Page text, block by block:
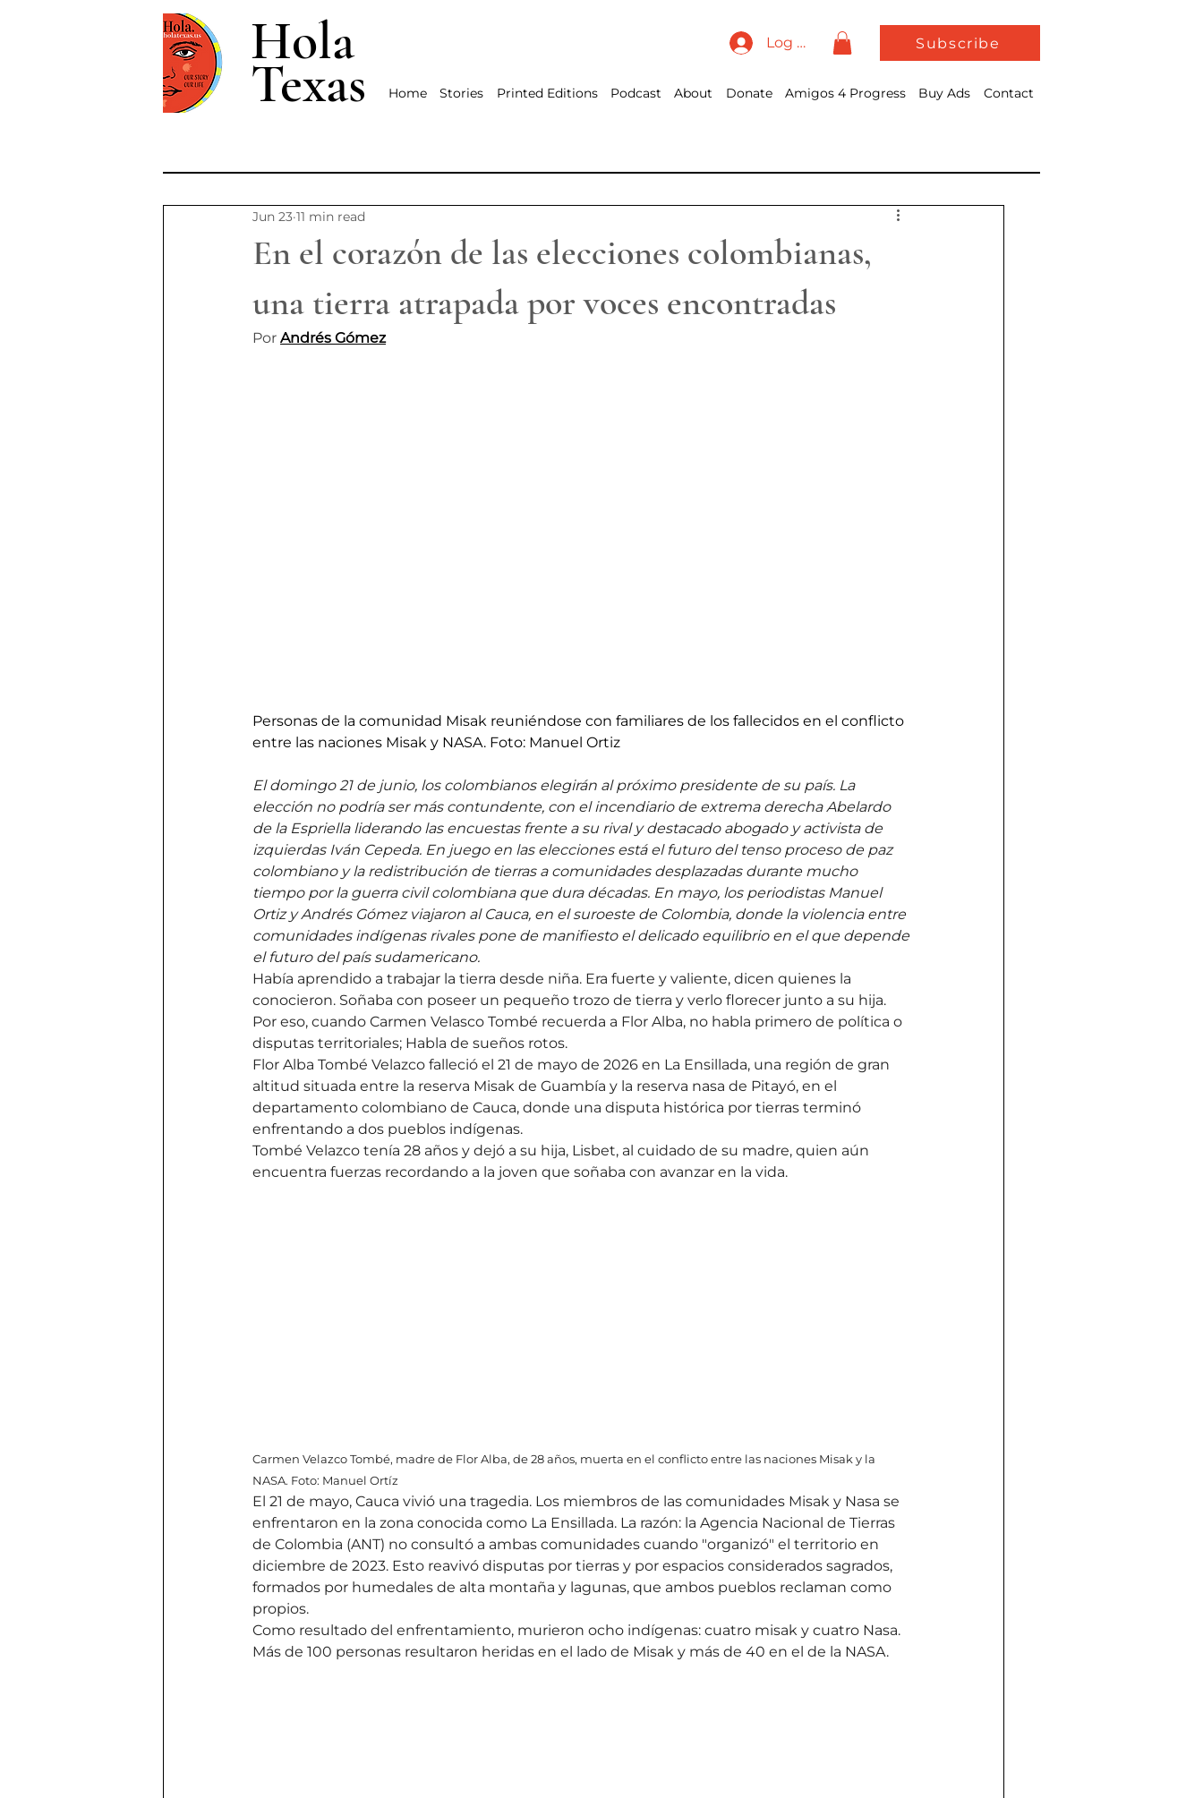
Hola
Texas
Log In Subscribe
Home Stories Printed Editions Podcast About Donate Amigos 4 Progress Buy Ads Contact
En el corazón de las elecciones colombianas,
una tierra atrapada por voces encontradas
Jun 23 11 min read
Por Andrés Gómez
Personas de la comunidad Misak reuniéndose con familiares de los fallecidos en el conflicto
entre las naciones Misak y NASA. Foto: Manuel Ortiz
El domingo 21 de junio, los colombianos elegirán al próximo presidente de su país. La
elección no podría ser más contundente, con el incendiario de extrema derecha Abelardo
de la Espriella liderando las encuestas frente a su rival y destacado abogado y activista de
izquierdas Iván Cepeda. En juego en las elecciones está el futuro del tenso proceso de paz
colombiano y la redistribución de tierras a comunidades desplazadas durante mucho
tiempo por la guerra civil colombiana que dura décadas. En mayo, los periodistas Manuel
Ortiz y Andrés Gómez viajaron al Cauca, en el suroeste de Colombia, donde la violencia entre
comunidades indígenas rivales pone de manifiesto el delicado equilibrio en el que depende
el futuro del país sudamericano.
Había aprendido a trabajar la tierra desde niña. Era fuerte y valiente, dicen quienes la
conocieron. Soñaba con poseer un pequeño trozo de tierra y verlo florecer junto a su hija.
Por eso, cuando Carmen Velasco Tombé recuerda a Flor Alba, no habla primero de política o
disputas territoriales; Habla de sueños rotos.
Flor Alba Tombé Velazco falleció el 21 de mayo de 2026 en La Ensillada, una región de gran
altitud situada entre la reserva Misak de Guambía y la reserva nasa de Pitayó, en el
departamento colombiano de Cauca, donde una disputa histórica por tierras terminó
enfrentando a dos pueblos indígenas.
Tombé Velazco tenía 28 años y dejó a su hija, Lisbet, al cuidado de su madre, quien aún
encuentra fuerzas recordando a la joven que soñaba con avanzar en la vida.
Carmen Velazco Tombé, madre de Flor Alba, de 28 años, muerta en el conflicto entre las naciones Misak y la
NASA. Foto: Manuel Ortíz
El 21 de mayo, Cauca vivió una tragedia. Los miembros de las comunidades Misak y Nasa se
enfrentaron en la zona conocida como La Ensillada. La razón: la Agencia Nacional de Tierras
de Colombia (ANT) no consultó a ambas comunidades cuando "organizó" el territorio en
diciembre de 2023. Esto reavivó disputas por tierras y por espacios considerados sagrados,
formados por humedales de alta montaña y lagunas, que ambos pueblos reclaman como
propios.
Como resultado del enfrentamiento, murieron ocho indígenas: cuatro misak y cuatro Nasa.
Más de 100 personas resultaron heridas en el lado de Misak y más de 40 en el de la NASA.